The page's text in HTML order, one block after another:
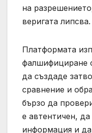
на
веригата липсва.
Платформата
фалшифициране
да създаде
сравнение и
бързо да
е автентичен,
информация и